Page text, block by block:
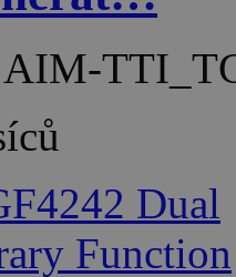
AIM-